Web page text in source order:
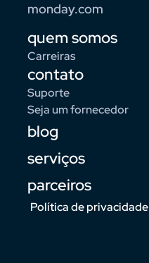
monday.com
quem somos
Carreiras
contato
Suporte
Seja um fornecedor
blog
serviços
parceiros
Política de privacidade